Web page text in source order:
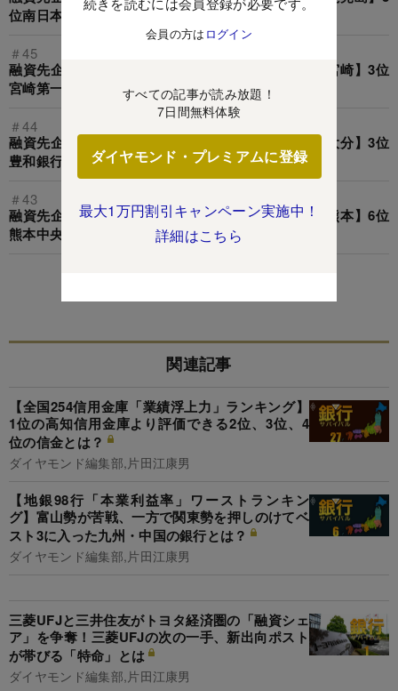
会員の方は ログイン
すべての記事が読み放題！
7日間無料体験
ダイヤモンド・プレミアムに登録
最大1万円割引キャンペーン実施中！
詳細はこちら
位南日本銀行、1位は？
＃45
融資先企業を「倒産」させた金融機関ランキング【宮崎】3位
宮崎第一信金、1位は？
＃44
融資先企業を「倒産」させた金融機関ランキング【大分】3位
豊和銀行、1位は？
＃43
融資先企業を「倒産」させた金融機関ランキング【熊本】6位
熊本中央信金、3位熊本第一信金、1位は？
関連記事
【全国254信用金庫「業績浮上力」ランキング】
1位の高知信用金庫より評価できる2位、3位、4
位の信金とは？
ダイヤモンド編集部,片田江康男
【地銀98行「本業利益率」ワーストランキン
グ】富山勢が苦戦、一方で関東勢を押しのけてベ
スト3に入った九州・中国の銀行とは？
ダイヤモンド編集部,片田江康男
三菱UFJと三井住友がトヨタ経済圏の「融資シェ
ア」を争奪！三菱UFJの次の一手、新出向ポスト
が帯びる「特命」とは
ダイヤモンド編集部,片田江康男